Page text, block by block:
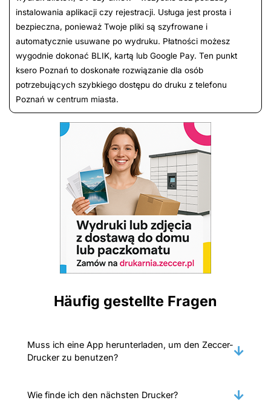
instalowania aplikacji czy rejestracji. Usługa jest prosta i
bezpieczna, ponieważ Twoje pliki są szyfrowane i
automatycznie usuwane po wydruku. Płatności możesz
wygodnie dokonać BLIK, kartą lub Google Pay. Ten punkt
ksero Poznań to doskonałe rozwiązanie dla osób
potrzebujących szybkiego dostępu do druku z telefonu
Poznań w centrum miasta.
Häufig gestellte Fragen
Muss ich eine App herunterladen, um den Zeccer-
Drucker zu benutzen?
Wie finde ich den nächsten Drucker?